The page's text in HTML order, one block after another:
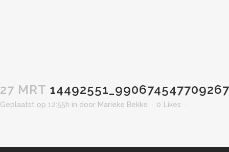
27 MRT
Geplaatst op 12:55h in door Marieke Bekke 0 Likes